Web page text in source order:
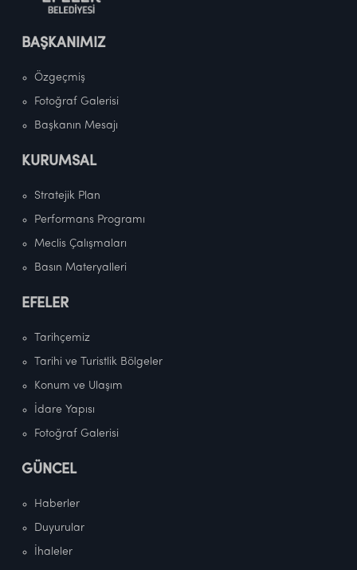
BAŞKANIMIZ
Özgeçmiş
Fotoğraf Galerisi
Başkanın Mesajı
KURUMSAL
Stratejik Plan
Performans Programı
Meclis Çalışmaları
Basın Materyalleri
EFELER
Tarihçemiz
Tarihi ve Turistlik Bölgeler
Konum ve Ulaşım
İdare Yapısı
Fotoğraf Galerisi
GÜNCEL
Haberler
Duyurular
İhaleler